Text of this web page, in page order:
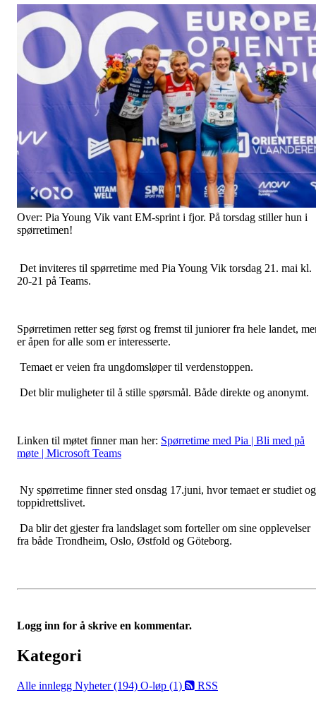
Over: Pia Young Vik vant EM-sprint i fjor. På torsdag stiller hun i
spørretimen!
Det inviteres til spørretime med Pia Young Vik torsdag 21. mai kl.
20-21 på Teams.
Spørretimen retter seg først og fremst til juniorer fra hele landet,
er åpen for alle som er interesserte.
Temaet er veien fra ungdomsløper til verdenstoppen.
Det blir muligheter til å stille spørsmål. Både direkte og anonymt.
Linken til møtet finner man her: Spørretime med Pia | Bli med på
møte | Microsoft Teams
Ny spørretime finner sted onsdag 17.juni, hvor temaet er studiet og
toppidrettslivet.
Da blir det gjester fra landslaget som forteller om sine opplevelser
fra både Trondheim, Oslo, Østfold og Göteborg.
Logg inn for å skrive en kommentar.
Kategori
Alle innlegg Nyheter (194) O-løp (1) RSS